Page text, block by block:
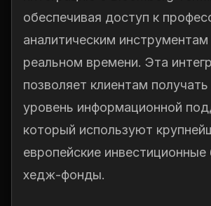
обеспечивая доступ к
аналитическим
реальном времени. Эта
позволяет клиентам
уровень информационной
который используют
европейские инвестиционные
хедж-фонды.